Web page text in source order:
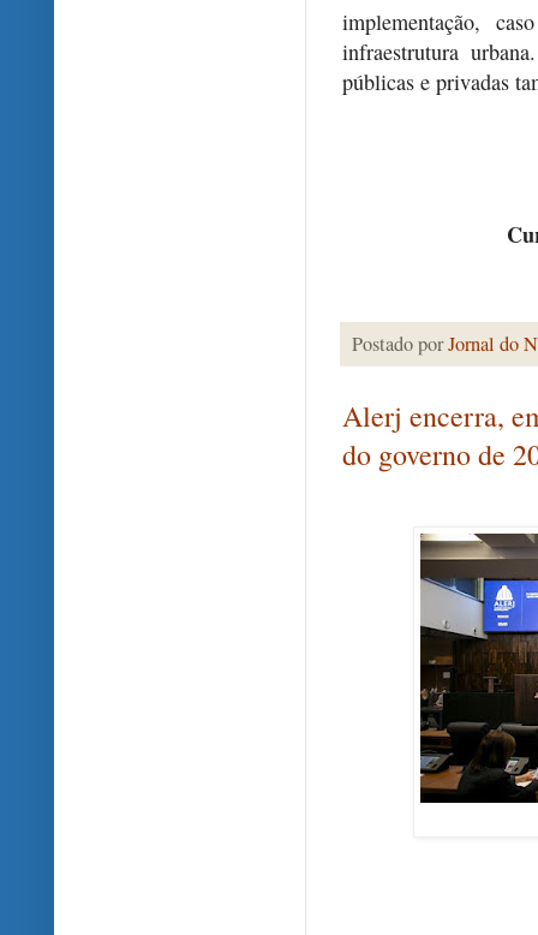
implementação,
infraestrutura
públicas e privadas
Postado porJornal do
Alerj encerra,
do governo de